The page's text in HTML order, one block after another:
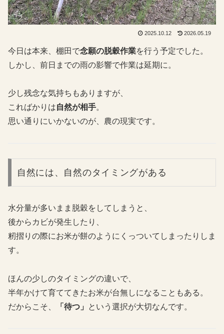
2025.10.12 2026.05.19
今日は本来、棚田で念願の脱穀作業を行う予定でした。
しかし、前日までの雨の影響で作業は延期に。
少し残念な気持ちもありますが、
こればかりは自然が相手。
思い通りにいかないのが、農の現実です。
自然には、自然のタイミングがある
水分量が多いまま脱穀をしてしまうと、
後からカビが発生したり、
籾摺りの際にお米が餅のようにくっついてしまったりしま
す。
ほんの少しのタイミングの違いで、
半年かけて育ててきたお米が台無しになることもある。
だからこそ、
「待つ」 という選択が大切なんです。